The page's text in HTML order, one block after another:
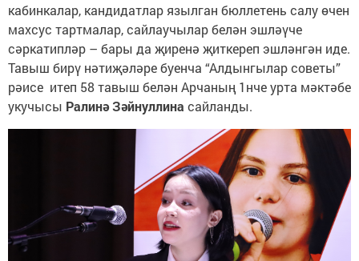
кабинкалар, кандидатлар язылган бюллетень салу өчен
махсус тартмалар, сайлаучылар белән эшләүче
сәркатипләр – бары да җиренә җиткереп эшләнгән иде.
Тавыш бирү нәтиҗәләре буенча “Алдынгылар советы”
рәисе итеп 58 тавыш белән Арчаның 1нче урта мәктәбе
укучысы Ралинә Зәйнуллина сайланды.